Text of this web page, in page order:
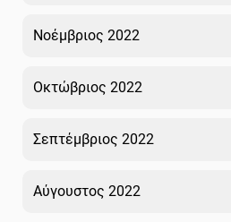
Νοέμβριος 2022
Οκτώβριος 2022
Σεπτέμβριος 2022
Αύγουστος 2022